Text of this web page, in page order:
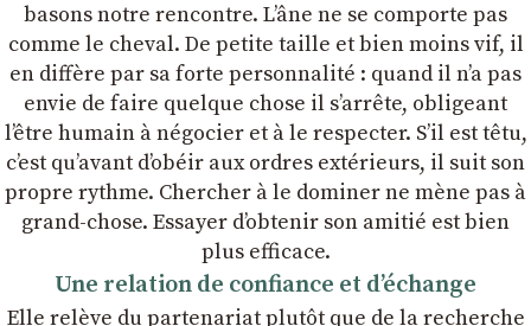
basons notre rencontre. Lʼâne ne se comporte pas
comme le cheval. De petite taille et bien moins vif, il
en diffère par sa forte personnalité : quand il nʼa pas
envie de faire quelque chose il sʼarrête, obligeant
lʼêtre humain à négocier et à le respecter. Sʼil est têtu,
cʼest quʼavant dʼobéir aux ordres extérieurs, il suit son
propre rythme. Chercher à le dominer ne mène pas à
grand-chose. Essayer dʼobtenir son amitié est bien
plus efficace.
Une relation de confiance et dʼéchange
Elle relève du partenariat plutôt que de la recherche